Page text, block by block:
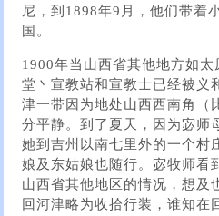
尼，到1898年9月，他们带着
国。
1900年当山西省其他地方如
堂丶宣教站和宣教士已经被义
津一带因为地处山西西南角（
分平静。到了夏天，因为宓师
她到吉州以南七里外的一个村
娘及东姑娘也随行。宓牧师看
山西省其他地区的情况，想及
回河津略为收拾行装，谁知在